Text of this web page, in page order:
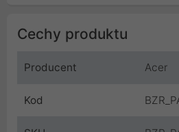
Cechy produktu
Producent Acer
Kod